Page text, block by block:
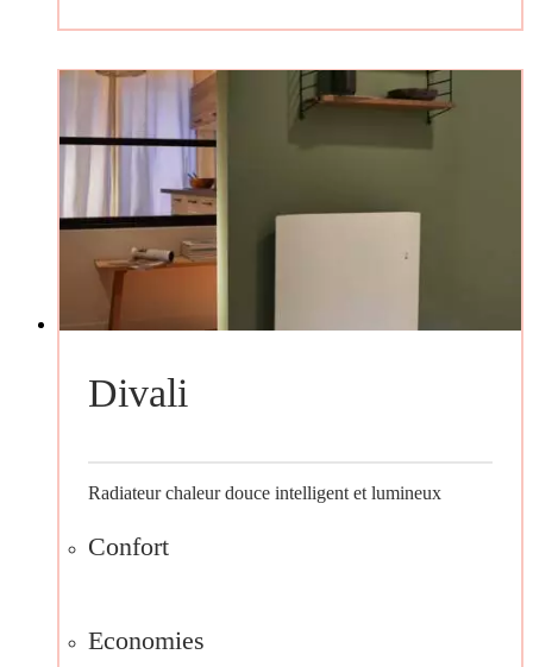
Divali
Radiateur chaleur douce intelligent et lumineux
Confort
Economies